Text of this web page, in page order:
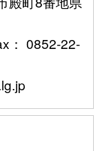
： 0852-22-